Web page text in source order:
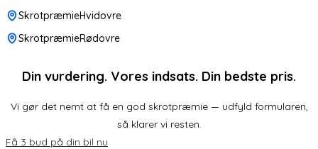
SkrotpræmieHvidovre
SkrotpræmieRødovre
Din vurdering. Vores indsats. Din bedste pris.
Vi gør det nemt at få en god skrotpræmie — udfyld formularen,
så klarer vi resten.
Få 3 bud på din bil nu